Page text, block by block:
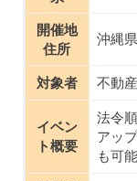
開催地
住所
沖縄
対象者 不動
イベン
ト概要
法令
アッ
も可